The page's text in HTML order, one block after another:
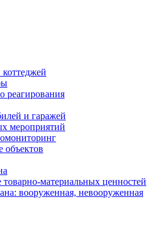
реагирования
и гаражей
мероприятий
объектов
материальных ценностей
вооруженная, невооруженная